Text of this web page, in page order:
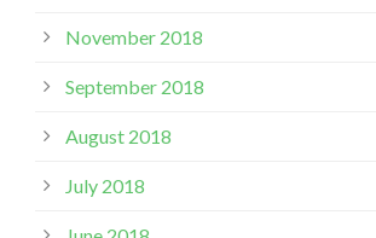
November 2018
September 2018
August 2018
July 2018